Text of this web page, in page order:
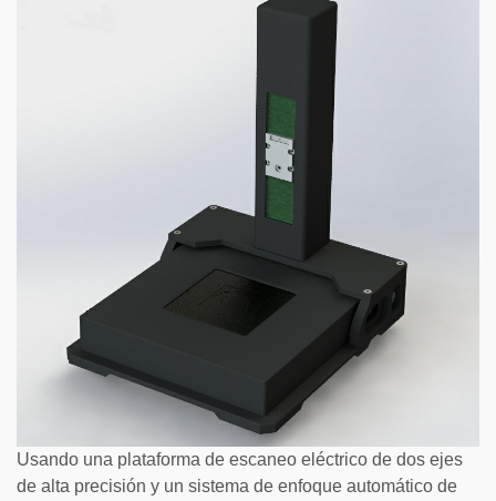
Usando una plataforma de escaneo eléctrico de dos ejes
de alta precisión y un sistema de enfoque automático de